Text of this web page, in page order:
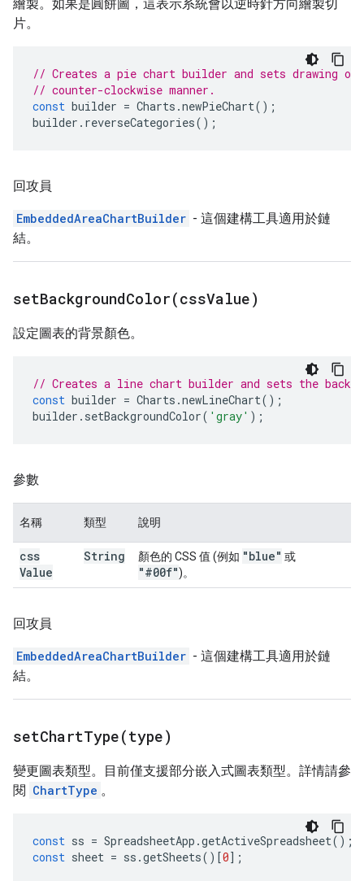
繪製。如果是圓餅圖，這表示系統會以逆時針方向繪製切
片。
// Creates a pie chart builder and sets drawing
// counter-clockwise manner.
const builder = Charts .newPieChart();
builder . reverseCategories();
回攻員
EmbeddedAreaChartBuilder - 這個建構工具適用於鏈
結。
setBackgroundColor(cssValue)
設定圖表的背景顏色。
// Creates a line chart builder and sets the
const builder = Charts .newLineChart();
builder . setBackgroundColor( 'gray' );
參數
名稱 類型 說明
css
Value
String 顏色的 CSS 值 (例如 "blue" 或
"#00f")。
回攻員
EmbeddedAreaChartBuilder - 這個建構工具適用於鏈
結。
setChartType(type)
變更圖表類型。目前僅支援部分嵌入式圖表類型。詳情請參
閱 ChartType 。
const ss = SpreadsheetApp .getActiveSpreadsheet();
const sheet = ss .getSheets()[0];